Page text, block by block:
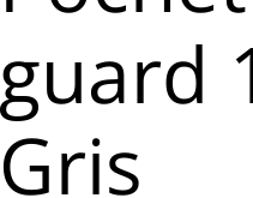
guard
Gris